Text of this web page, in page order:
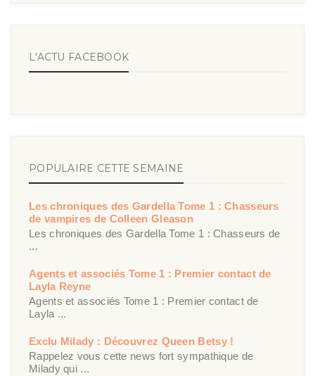
L'ACTU FACEBOOK
POPULAIRE CETTE SEMAINE
Les chroniques des Gardella Tome 1 : Chasseurs
de vampires de Colleen Gleason
Les chroniques des Gardella Tome 1 : Chasseurs de
...
Agents et associés Tome 1 : Premier contact de
Layla Reyne
Agents et associés Tome 1 : Premier contact de
Layla ...
Exclu Milady : Découvrez Queen Betsy !
Rappelez vous cette news fort sympathique de
Milady qui ...